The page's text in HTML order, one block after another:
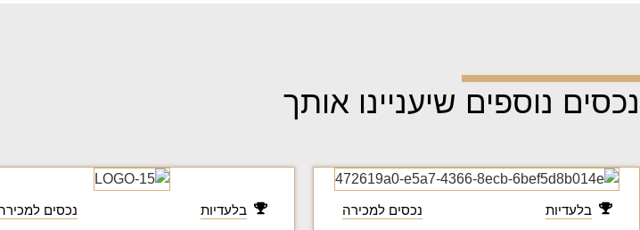
נכסים נוספים שיעניינו אותך
בלעדיות נכסים למכירה בלעדיות נכסים